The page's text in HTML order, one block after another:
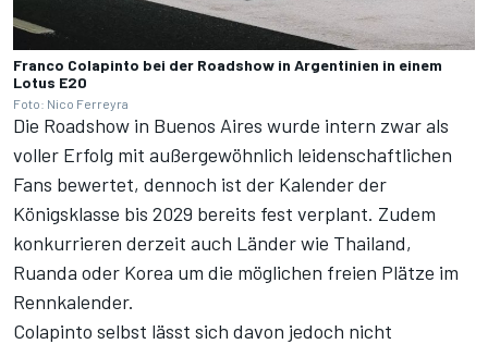
Franco Colapinto bei der Roadshow in Argentinien in einem
Lotus E20
Foto: Nico Ferreyra
Die Roadshow in Buenos Aires wurde intern zwar als
voller Erfolg mit außergewöhnlich leidenschaftlichen
Fans bewertet, dennoch ist der Kalender der
Königsklasse bis 2029 bereits fest verplant. Zudem
konkurrieren derzeit auch Länder wie Thailand,
Ruanda oder Korea um die möglichen freien Plätze im
Rennkalender.
Colapinto selbst lässt sich davon jedoch nicht